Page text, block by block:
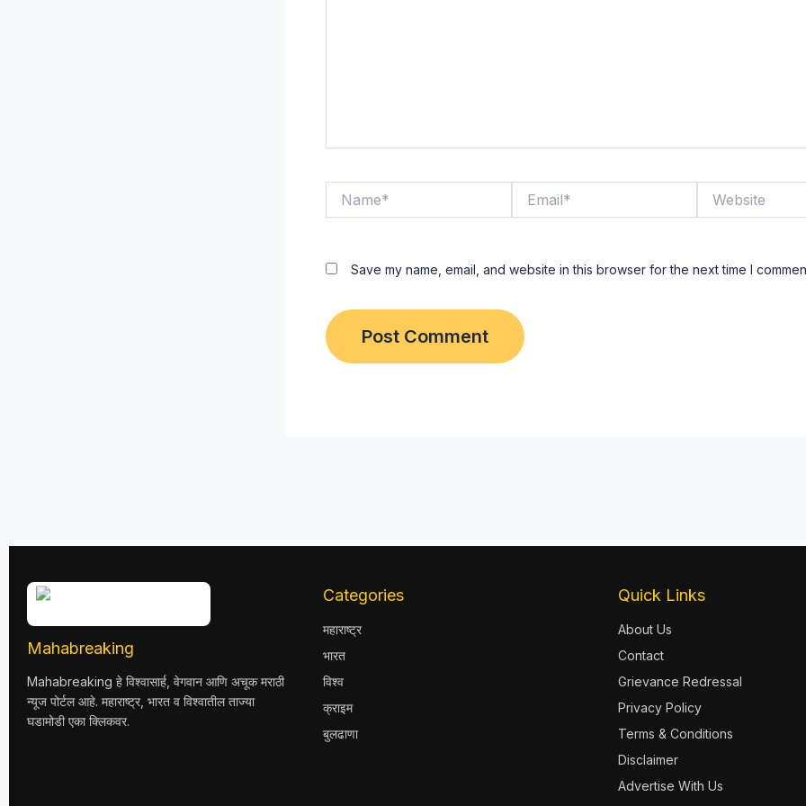
Save my name, email, and website in this browser for the next time I
Mahabreaking
Mahabreaking हे विश्वासार्ह, वेगवान आणि अचूक मराठी
न्यूज पोर्टल आहे. महाराष्ट्र, भारत व विश्वातील ताज्या
घडामोडी एका क्लिकवर.
Categories
महाराष्ट्र
भारत
विश्व
क्राइम
बुलढाणा
Quick Links
About Us
Contact
Grievance Redressal
Privacy Policy
Terms & Conditions
Disclaimer
Advertise With Us